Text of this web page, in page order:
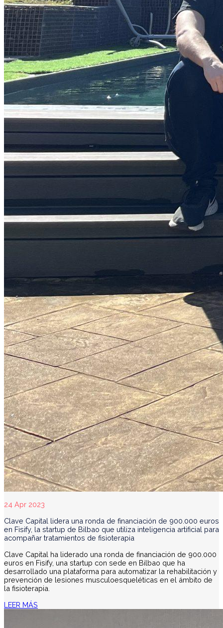
24 Apr 2023
Clave Capital lidera una ronda de financiación de 900.000 euros
en Fisify, la startup de Bilbao que utiliza inteligencia artificial para
acompañar tratamientos de fisioterapia
Clave Capital ha liderado una ronda de financiación de 900.000
euros en Fisify, una startup con sede en Bilbao que ha
desarrollado una plataforma para automatizar la rehabilitación y
prevención de lesiones musculoesqueléticas en el ámbito de
la fisioterapia.
LEER MÁS